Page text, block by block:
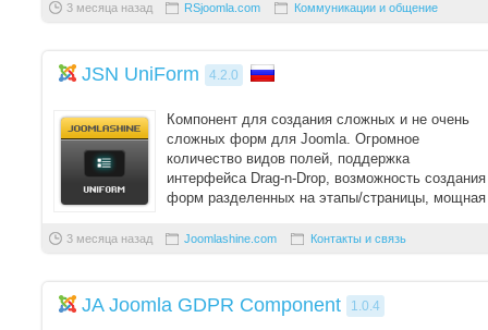
3 месяца назад RSjoomla.com Коммуникации и общение
JSN UniForm 4.2.0
Компонент для создания сложных и не очень
сложных форм для Joomla. Огромное
количество видов полей, поддержка
интерфейса Drag-n-Drop, возможность создания
форм разделенных на этапы/страницы, мощная
3 месяца назад Joomlashine.com Контакты и связь
JA Joomla GDPR Component 1.0.4